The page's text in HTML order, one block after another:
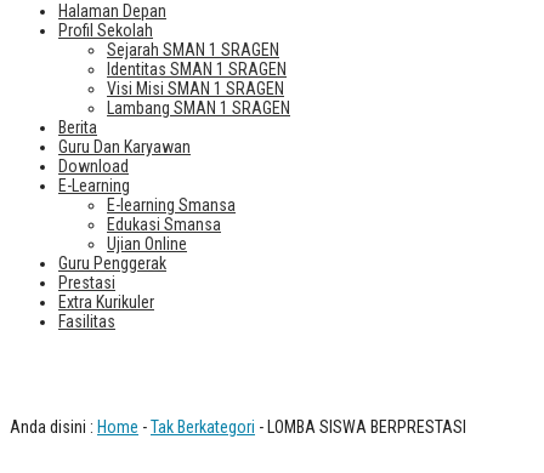
Halaman Depan
Profil Sekolah
Sejarah SMAN 1 SRAGEN
Identitas SMAN 1 SRAGEN
Visi Misi SMAN 1 SRAGEN
Lambang SMAN 1 SRAGEN
Berita
Guru Dan Karyawan
Download
E-Learning
E-learning Smansa
Edukasi Smansa
Ujian Online
Guru Penggerak
Prestasi
Extra Kurikuler
Fasilitas
Anda disini : Home -Tak Berkategori - LOMBA SISWA BERPRESTASI